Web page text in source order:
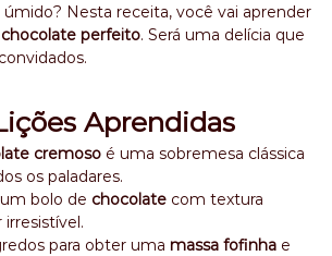
i
v
r
r
i
,
b
o
l
Nesta receita, você vai aprender
perfeito. Será uma delícia que
Aprendidas
cremosoé uma sobremesa clássica
os paladares.
bolo de chocolatecom textura
para obter uma massa fofinhae